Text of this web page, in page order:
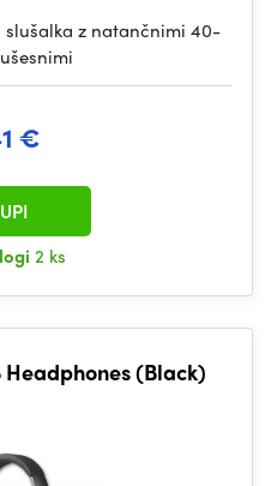
z natančnimi 40-
€
2 ks
(Black)